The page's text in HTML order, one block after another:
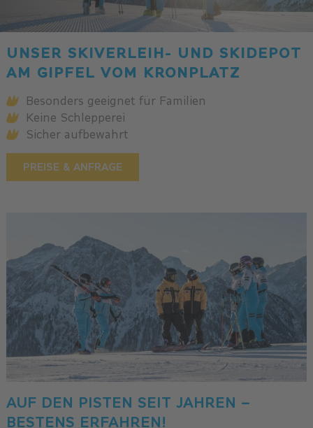
UNSER SKIVERLEIH- UND SKIDEPOT
AM GIPFEL VOM KRONPLATZ
Besonders geeignet für Familien
Keine Schlepperei
Sicher aufbewahrt
PREISE & ANFRAGE
AUF DEN PISTEN SEIT JAHREN –
BESTENS ERFAHREN!